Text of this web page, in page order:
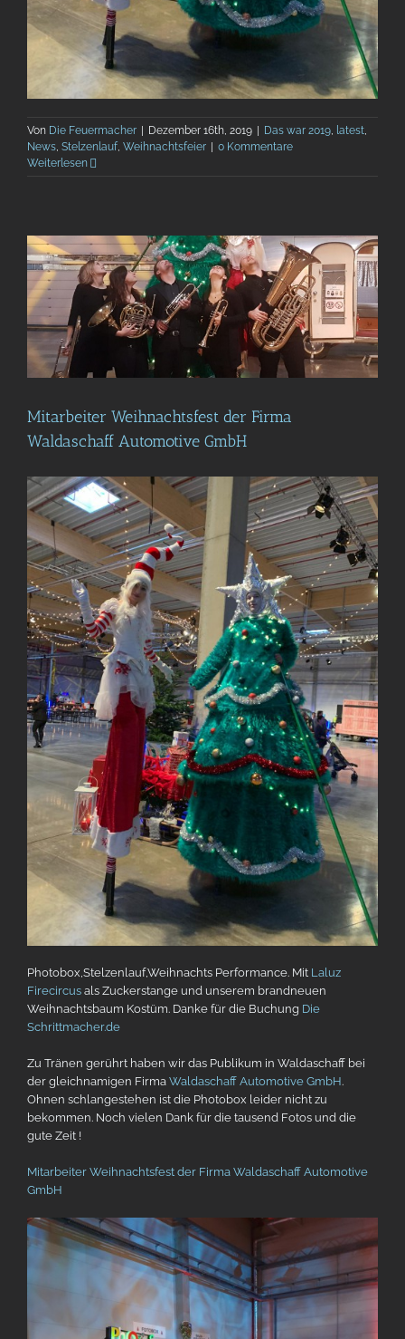
Von Die Feuermacher | Dezember 16th, 2019 | Das war 2019 latest
News Stelzenlauf, Weihnachtsfeier | 0 Kommentare
Weiterlesen
Mitarbeiter Weihnachtsfest der Firma
Waldaschaff Automotive GmbH
Photobox,Stelzenlauf,Weihnachts Performance. Mit Laluz
Firecircus als Zuckerstange und unserem brandneuen
Weihnachtsbaum Kostüm. Danke für die Buchung Die
Schrittmacher.de
Zu Tränen gerührt haben wir das Publikum in Waldaschaff bei
der gleichnamigen Firma Waldaschaff Automotive GmbH.
Ohnen schlangestehen ist die Photobox leider nicht zu
bekommen. Noch vielen Dank für die tausend Fotos und die
gute Zeit !
Mitarbeiter Weihnachtsfest der Firma Waldaschaff Automotive
GmbH